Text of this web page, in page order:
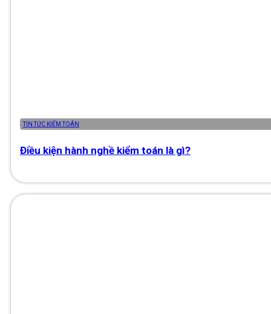
TIN TỨC KIỂM TOÁN
Điều kiện hành nghề kiểm toán là gì?